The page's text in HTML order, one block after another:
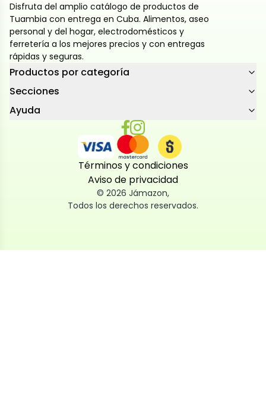
Disfruta del amplio catálogo de productos de
Tuambia con entrega en Cuba. Alimentos, aseo
personal y del hogar, electrodomésticos y
ferretería a los mejores precios y con entregas
rápidas y seguras.
Productos por categoría
Secciones
Ayuda
Términos y condiciones
Aviso de privacidad
© 2026 Jámazon,
Todos los derechos reservados.